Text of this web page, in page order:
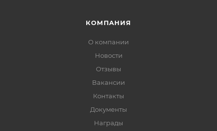
КОМПАНИЯ
О компании
Новости
Отзывы
Вакансии
Контакты
Документы
Награды